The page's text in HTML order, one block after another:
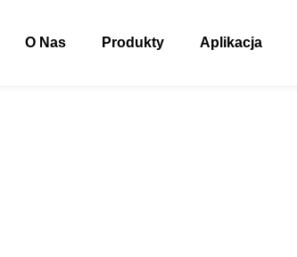
O Nas Produkty Aplikacja